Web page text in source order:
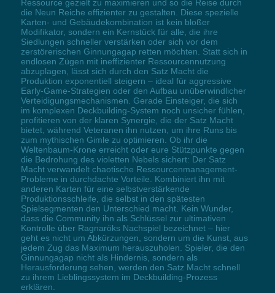
Ressource gezielt zu maximieren und so die Reise durch
die Neun Reiche effizienter zu gestalten. Diese spezielle
Karten- und Gebäudekombination ist kein bloßer
Modifikator, sondern ein Kernstück für alle, die ihre
Siedlungen schneller verstärken oder sich vor dem
zerstörerischen Ginnungagap retten möchten. Statt sich in
endlosen Zügen mit ineffizienter Ressourcennutzung
abzuplagen, lässt sich durch den Satz Macht die
Produktion exponentiell steigern – ideal für aggressive
Early-Game-Strategien oder den Aufbau unüberwindlicher
Verteidigungsmechanismen. Gerade Einsteiger, die sich
im komplexen Deckbuilding-System noch unsicher fühlen,
profitieren von der klaren Synergie, die der Satz Macht
bietet, während Veteranen ihn nutzen, um ihre Runs bis
zum mythischen Gimle zu optimieren. Ob ihr die
Weltenbaum-Krone erreicht oder eure Stützpunkte gegen
die Bedrohung des violetten Nebels sichert: Der Satz
Macht verwandelt chaotische Ressourcenmanagement-
Probleme in durchdachte Vorteile. Kombiniert ihn mit
anderen Karten für eine selbstverstärkende
Produktionsschleife, die selbst in den spätesten
Spielsegmenten den Unterschied macht. Kein Wunder,
dass die Community ihn als Schlüssel zur ultimativen
Kontrolle über Ragnaröks Nachspiel bezeichnet – hier
geht es nicht um Abkürzungen, sondern um die Kunst, aus
jedem Zug das Maximum herauszuholen. Spieler, die den
Ginnungagap nicht als Hindernis, sondern als
Herausforderung sehen, werden den Satz Macht schnell
zu ihrem Lieblingssystem im Deckbuilding-Prozess
erklären.